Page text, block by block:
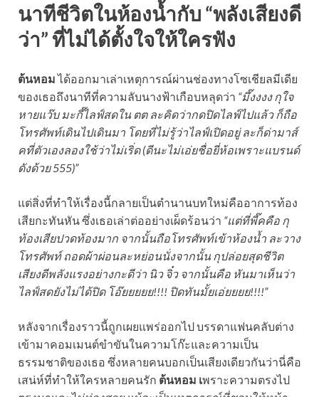
นาทีชีวิตในห้องน้ำกับ “พลังเสียงดี
ว่า” ที่ไม่ได้ตั้งใจให้ใครฟัง
ต้นหอมได้ออกมาเล่าเหตุการณ์ผ่านช่องทางโซเชียลมีเดีย
ของเธอถึงนาทีที่ความลับนางฟ้าเกือบหลุดว่า “มึ๊งงงง กุใจ
หายแว๊บ มะกี๊ไลฟ์สดใน ตต ละคิดว่ากดปิดไลฟ์ไปแล้ว ก็ถือ
โทรศัพท์เดินไปเดินมา โดยที่ไม่รู้ว่าไลฟ์เปิดอยู่ ละก็ด่ามาส์
คที่ตัวเองลองใช้ว่าไม่เริ่ด (ดีนะไม่เอ่ยชื่อยี่ห้อเพราะแบรนด์
ดังด้วย 555)”
แต่สิ่งที่ทำให้เรื่องนี้กลายเป็นตำนานบทใหม่คืออาการท้อง
เสียกะทันหัน ซึ่งเธอเล่าต่ออย่างเผ็ดร้อนว่า “แต่ที่พี๊คคือ กุ
ท้องเสียปวดท้องมาก จากนั้นถือโทรศัพท์เข้าห้องน้ำ ละวาง
โทรศัพท์ ถอดผ้าผ่อนละหย่อนนั่งจากนั้น กุปล่อยสุดชีวิต
เสียงดีพลังแรงอย่างกะดีว่า นิว จิ๋ว จากนั้นคือ หันมาเห็นว่า
ไลฟ์สดยังไม่ได้ปิด โอ๊ยยยยย!!!! ปิดทันมั้ยเอ่ยยยย!!!!”
หลังจากเรื่องราวนี้ถูกเผยแพร่ออกไป บรรดาแฟนคลับต่าง
เข้ามาคอมเมนต์ขำขันในความโก๊ะและความเป็น
ธรรมชาติของเธอ ซึ่งหลายคนบอกเป็นเสียงเดียวกันว่านี่คือ
เสน่ห์ที่ทำให้ใครหลายคนรัก ต้นหอม เพราะความตรงไป